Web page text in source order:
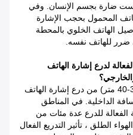
ليست ضارة بجسم الإنسان. وفي
المحمول بحجب الإشارة
الهاتف الخلوي بالمحطة
ضرر للهاتف نفسه.
لدرع إشارة الهاتف
a: هناك. مسافة التدريع الفعالة (30-40 متر) من درع إشارة الهاتف
الداخلية. في المناطق
للدرع عدة مئات من
الطلق ، تأثير التدريع الفعال